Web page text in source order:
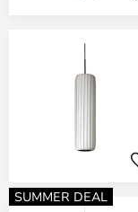
SUMMER DEAL